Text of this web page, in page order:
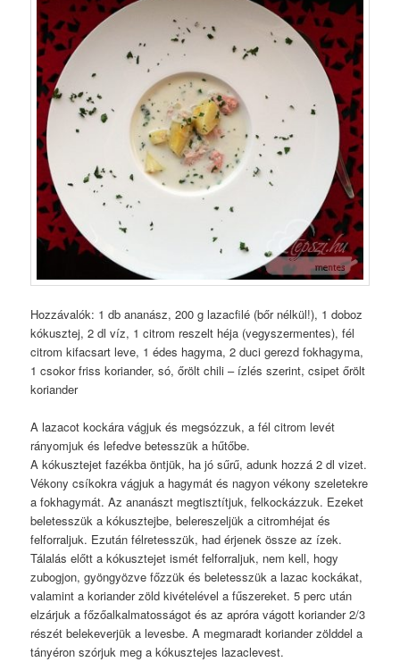
Hozzávalók: 1 db ananász, 200 g lazacfilé (bőr nélkül!), 1 doboz
kókusztej, 2 dl víz, 1 citrom reszelt héja (vegyszermentes), fél
citrom kifacsart leve, 1 édes hagyma, 2 duci gerezd fokhagyma,
1 csokor friss koriander, só, őrölt chili – ízlés szerint, csipet őrölt
koriander
A lazacot kockára vágjuk és megsózzuk, a fél citrom levét
rányomjuk és lefedve betesszük a hűtőbe.
A kókusztejet fazékba öntjük, ha jó sűrű, adunk hozzá 2 dl vizet.
Vékony csíkokra vágjuk a hagymát és nagyon vékony szeletekre
a fokhagymát. Az ananászt megtisztítjuk, felkockázzuk. Ezeket
beletesszük a kókusztejbe, belereszeljük a citromhéjat és
felforraljuk. Ezután félretesszük, had érjenek össze az ízek.
Tálalás előtt a kókusztejet ismét felforraljuk, nem kell, hogy
zubogjon, gyöngyözve főzzük és beletesszük a lazac kockákat,
valamint a koriander zöld kivételével a fűszereket. 5 perc után
elzárjuk a főzőalkalmatosságot és az apróra vágott koriander 2/3
részét belekeverjük a levesbe. A megmaradt koriander zölddel a
tányéron szórjuk meg a kókusztejes lazaclevest.